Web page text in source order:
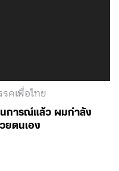
คเพื่อไทย
นการณ์แล้ว ผมกำลัง
ยตนเอง